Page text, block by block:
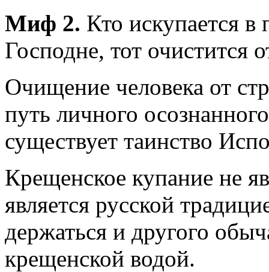
Миф 2. Кто искупается
Господне, тот очистится
Очищение человека от
путь личного
существует таинство
Крещенское купание не
является русской
держаться и другого
крещенской водой.